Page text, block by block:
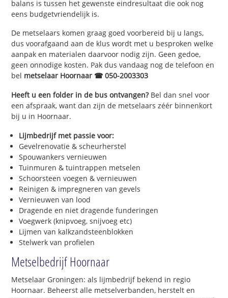
balans is tussen het gewenste eindresultaat die ook nog
eens budgetvriendelijk is.
De metselaars komen graag goed voorbereid bij u langs,
dus voorafgaand aan de klus wordt met u besproken welke
aanpak en materialen daarvoor nodig zijn. Geen gedoe,
geen onnodige kosten. Pak dus vandaag nog de telefoon en
bel metselaar Hoornaar ☎ 050-2003303
Heeft u een folder in de bus ontvangen?Bel dan snel voor
een afspraak, want dan zijn de metselaars zéér binnenkort
bij u in Hoornaar.
Lijmbedrijf met passie voor:
Gevelrenovatie & scheurherstel
Spouwankers vernieuwen
Tuinmuren & tuintrappen metselen
Schoorsteen voegen & vernieuwen
Reinigen & impregneren van gevels
Vernieuwen van lood
Dragende en niet dragende funderingen
Voegwerk (knipvoeg, snijvoeg etc)
Lijmen van kalkzandsteenblokken
Stelwerk van profielen
Metselbedrijf Hoornaar
Metselaar Groningen: als lijmbedrijf bekend in regio
Hoornaar. Beheerst alle metselverbanden, herstelt en